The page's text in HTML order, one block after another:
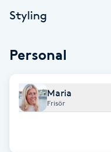
Eyeliner-tatuering
Face framing
Styling
Personal
Maria
Frisör